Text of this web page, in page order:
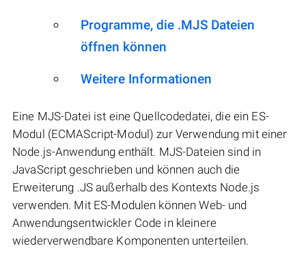
Programme, die .MJS Dateien
öffnen können
Weitere Informationen
Eine MJS-Datei ist eine Quellcodedatei, die ein ES-
Modul (ECMAScript-Modul) zur Verwendung mit einer
Node.js-Anwendung enthält. MJS-Dateien sind in
JavaScript geschrieben und können auch die
Erweiterung .JS außerhalb des Kontexts Node.js
verwenden. Mit ES-Modulen können Web- und
Anwendungsentwickler Code in kleinere
wiederverwendbare Komponenten unterteilen.